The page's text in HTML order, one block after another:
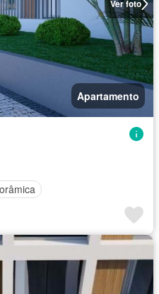
Ver foto
Apartamento